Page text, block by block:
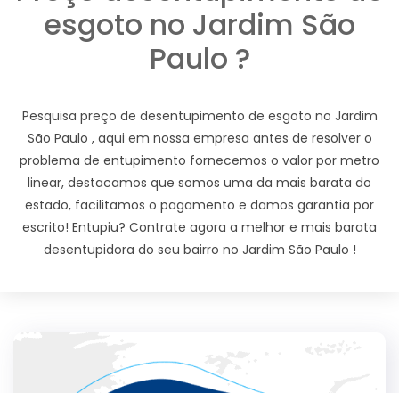
esgoto no Jardim São
Paulo ?
Pesquisa preço de desentupimento de esgoto no Jardim
São Paulo , aqui em nossa empresa antes de resolver o
problema de entupimento fornecemos o valor por metro
linear, destacamos que somos uma da mais barata do
estado, facilitamos o pagamento e damos garantia por
escrito! Entupiu? Contrate agora a melhor e mais barata
desentupidora do seu bairro no Jardim São Paulo !